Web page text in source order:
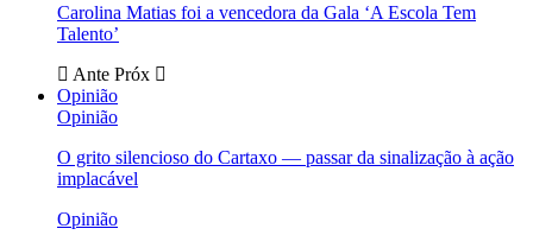
Carolina Matias foi a vencedora da Gala ‘A Escola Tem
Talento’
Ante Próx
Opinião
Opinião
O grito silencioso do Cartaxo — passar da sinalização à ação
implacável
Opinião